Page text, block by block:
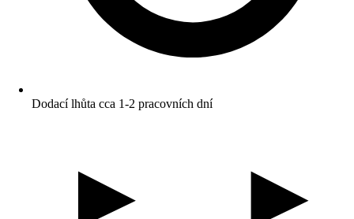
Dodací lhůta cca 1-2 pracovních dní